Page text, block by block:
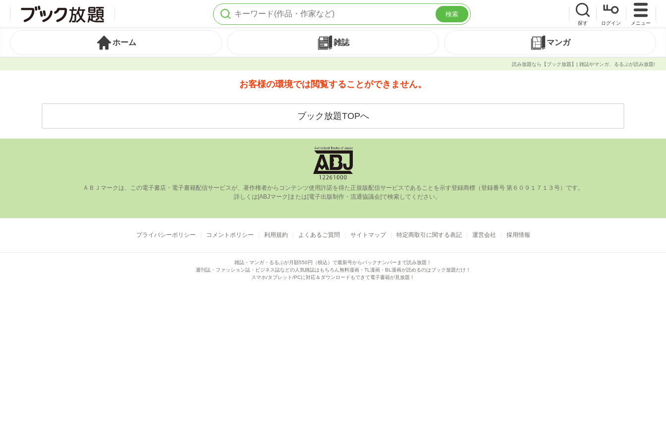
検索
探す ログイン メニュー
ホーム 雑誌 マンガ
読み放題なら【ブック放題】| 雑誌やマンガ、るるぶが読み放題!
お客様の環境では閲覧することができません。
ブック放題TOPへ
ＡＢＪマークは、この電⼦書店・電⼦書籍配信サービスが、著作権者からコンテンツ使⽤許諾を得た正規版配信サービスであることを⽰す登録商標（登録番号 第６０９１７１３号）です。
プライバシーポリシー コメントポリシー 利用規約 よくあるご質問 サイトマップ 特定商取引に関する表記 運営会社 採用情報
雑誌・マンガ・るるぶが月額550円（税込）で最新号からバックナンバーまで読み放題！
週刊誌・ファッション誌・ビジネス誌などの人気雑誌はもちろん 無料漫画・TL漫画・BL漫画が読めるのはブック放題だけ！
スマホ/タブレット/PCに対応＆ダウンロードもできて電子書籍が見放題！